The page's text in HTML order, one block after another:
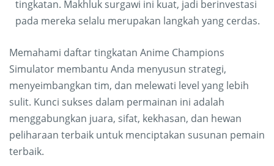
tingkatan. Makhluk surgawi ini kuat, jadi berinvestasi
pada mereka selalu merupakan langkah yang cerdas.
Memahami daftar tingkatan Anime Champions
Simulator membantu Anda menyusun strategi,
menyeimbangkan tim, dan melewati level yang lebih
sulit. Kunci sukses dalam permainan ini adalah
menggabungkan juara, sifat, kekhasan, dan hewan
peliharaan terbaik untuk menciptakan susunan pemain
terbaik.